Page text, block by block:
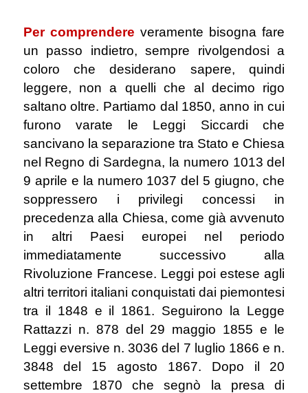
Per comprendere veramente bisogna fare
un passo indietro, sempre rivolgendosi a
coloro che desiderano sapere, quindi
leggere, non a quelli che al decimo rigo
saltano oltre. Partiamo dal 1850, anno in cui
furono varate le Leggi Siccardi che
sancivano la separazione tra Stato e Chiesa
nel Regno di Sardegna, la numero 1013 del
9 aprile e la numero 1037 del 5 giugno, che
soppressero i privilegi concessi in
precedenza alla Chiesa, come già avvenuto
in altri Paesi europei nel periodo
immediatamente successivo alla
Rivoluzione Francese. Leggi poi estese agli
altri territori italiani conquistati dai piemontesi
tra il 1848 e il 1861. Seguirono la Legge
Rattazzi n. 878 del 29 maggio 1855 e le
Leggi eversive n. 3036 del 7 luglio 1866 e n.
3848 del 15 agosto 1867. Dopo il 20
settembre 1870 che segnò la presa di